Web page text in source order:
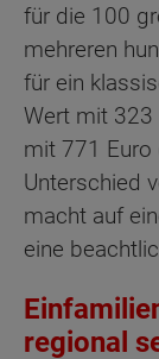
für die 100
mehreren
für ein
Wert mit 323
mit 771 Euro
Unterschied
macht auf
eine
regional